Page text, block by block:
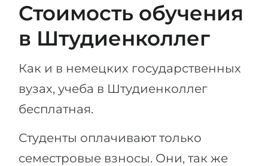
Стоимость обучения
в Штудиенколлег
Как и в немецких государственных
вузах, учеба в Штудиенколлег
бесплатная.
Студенты оплачивают только
семестровые взносы. Они, так же